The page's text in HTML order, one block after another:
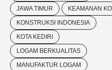
JAWA TIMUR
KEAMANAN
KONSTRUKSI INDONESIA
KOTA KEDIRI
LOGAM BERKUALITAS
MANUFAKTUR LOGAM